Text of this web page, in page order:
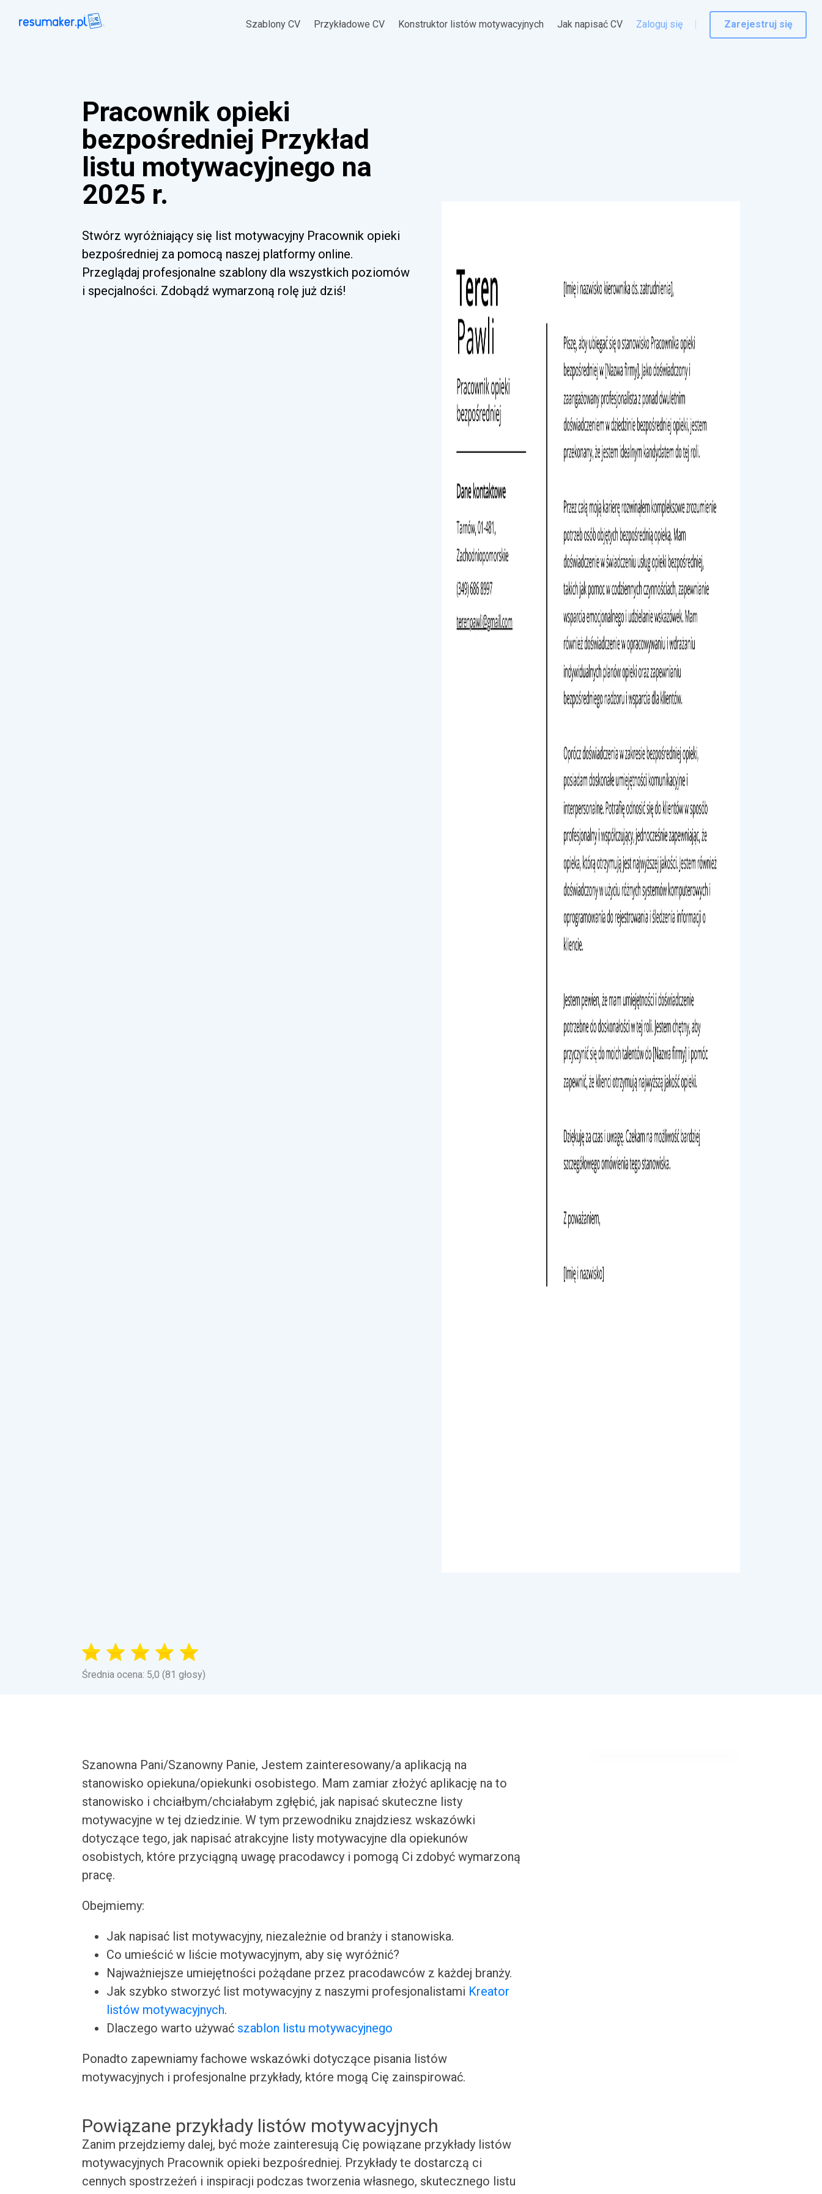
Szablony CV Przykładowe CV Konstruktor listów motywacyjnych Jak napisać CV Zaloguj się Zarejestruj się
Pracownik opieki
bezpośredniej Przykład
listu motywacyjnego na
2025 r.
Stwórz wyróżniający się list motywacyjny Pracownik opieki
bezpośredniej za pomocą naszej platformy online.
Przeglądaj profesjonalne szablony dla wszystkich poziomów
i specjalności. Zdobądź wymarzoną rolę już dziś!
Średnia ocena: 5,0 (81 głosy)
Szanowna Pani/Szanowny Panie, Jestem zainteresowany/a aplikacją na
stanowisko opiekuna/opiekunki osobistego. Mam zamiar złożyć aplikację na to
stanowisko i chciałbym/chciałabym zgłębić, jak napisać skuteczne listy
motywacyjne w tej dziedzinie. W tym przewodniku znajdziesz wskazówki
dotyczące tego, jak napisać atrakcyjne listy motywacyjne dla opiekunów
osobistych, które przyciągną uwagę pracodawcy i pomogą Ci zdobyć wymarzoną
pracę.
Obejmiemy:
Jak napisać list motywacyjny, niezależnie od branży i stanowiska.
Co umieścić w liście motywacyjnym, aby się wyróżnić?
Najważniejsze umiejętności pożądane przez pracodawców z każdej branży.
Jak szybko stworzyć list motywacyjny z naszymi profesjonalistami Kreator
listów motywacyjnych.
Dlaczego warto używać szablon listu motywacyjnego
Ponadto zapewniamy fachowe wskazówki dotyczące pisania listów
motywacyjnych i profesjonalne przykłady, które mogą Cię zainspirować.
Powiązane przykłady listów motywacyjnych
Zanim przejdziemy dalej, być może zainteresują Cię powiązane przykłady listów
motywacyjnych Pracownik opieki bezpośredniej. Przykłady te dostarczą ci
cennych spostrzeżeń i inspiracji podczas tworzenia własnego, skutecznego listu